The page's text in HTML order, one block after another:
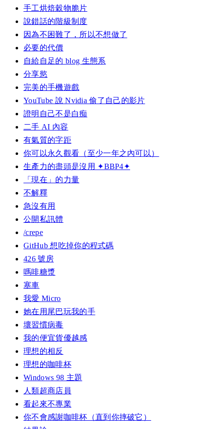
手工烘焙穀物脆片
說錯話的階級制度
因為不困難了，所以不想做了
必要的代價
自給自足的 blog 生態系
分享慾
完美的手機遊戲
YouTube 說 Nvidia 偷了自己的影片
證明自己不是白痴
二手 AI 內容
有氣質的字距
你可以永久觀看（至少一年之內可以）
生產力的盡頭是沒用 ✦BBP4✦
「現在」的力量
不解釋
急沒有用
公開私訊體
/crepe
GitHub 想吃掉你的程式碼
426 號房
嗎啡糖漿
塞車
我愛 Micro
她在用尾巴玩我的手
壞習慣病毒
我的便宜貨優越感
理想的相反
理想的咖啡杯
Windows 98 主題
人類超商店員
看起來不專業
你不會感謝咖啡杯（直到你摔破它）